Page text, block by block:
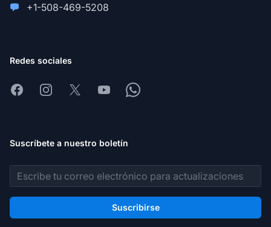
+1-508-469-5208
Redes sociales
FacebookInstagram
X YoutubeWhatsapp
Suscríbete a nuestro boletín
Dirección de correo electrónico
Suscribirse